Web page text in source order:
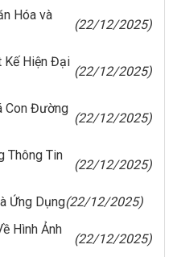
Hóa và
(22/12/2025)
Kế Hiện Đại
(22/12/2025)
Con Đường
(22/12/2025)
Thông Tin
(22/12/2025)
Ứng Dụng(22/12/2025)
Hình Ảnh
(22/12/2025)